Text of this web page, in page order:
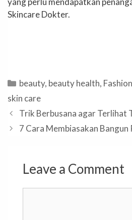
Skincare Dokter.
Categories
beauty, beauty health, Fashion
skin care
Trik Berbusana agar Terlihat
7 Cara Membiasakan Bangun
Leave a Comment